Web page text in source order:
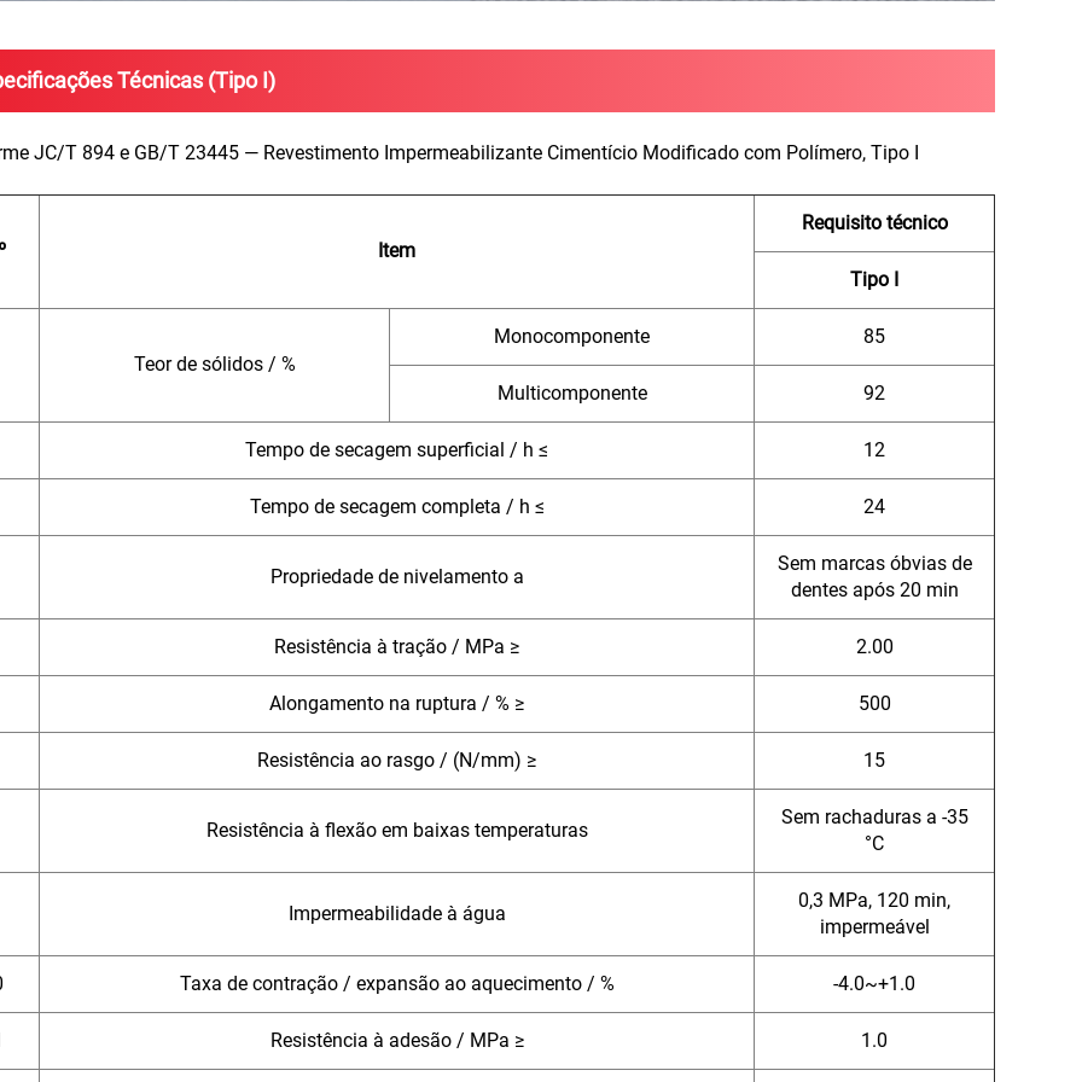
Técnicas (Tipo I)
JC/T 894 e GB/T 23445 — Revestimento Impermeabilizante Cimentício Modificado com Polímero, Tipo I
Item
Requisito técnico
Tipo I
Teor de sólidos / %
Monocomponente 85
Multicomponente 92
Tempo de secagem superficial / h ≤ 12
Tempo de secagem completa / h ≤ 24
Propriedade de nivelamento a
Sem marcas óbvias de
dentes após 20 min
Resistência à tração / MPa ≥ 2.00
Alongamento na ruptura / % ≥ 500
Resistência ao rasgo / (N/mm) ≥ 15
Resistência à flexão em baixas temperaturas
Sem rachaduras a -35
°C
Impermeabilidade à água
0,3 MPa, 120 min,
impermeável
Taxa de contração / expansão ao aquecimento / % -4.0~+1.0
Resistência à adesão / MPa ≥ 1.0